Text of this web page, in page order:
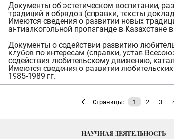
Документы об эстетическом воспитании,
традиций и обрядов (справки, тексты
Имеются сведения о развитии новых
антиалкогольной пропаганде в Казахстане
Документы о содействии развитию
клубов по интересам (справки, устав
содействия любительскому движению,
Имеются сведения о развитии
1985-1989 гг.
Страницы: 1 2 3
НАУЧНАЯ ДЕЯТЕЛЬНОСТЬ